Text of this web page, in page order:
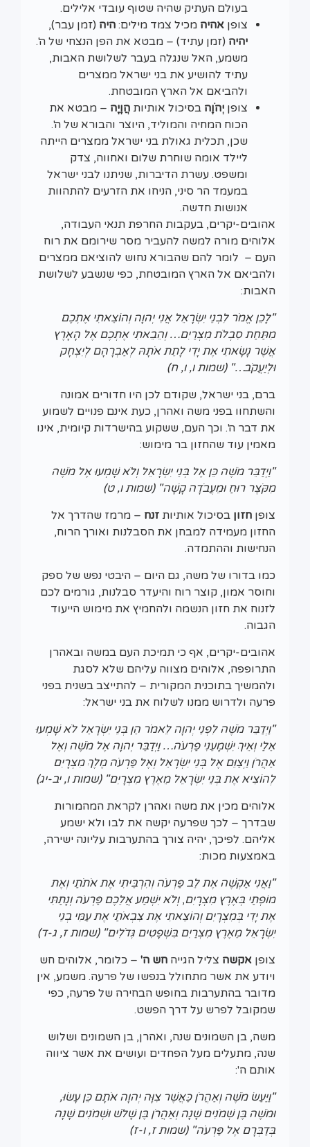
בעולם העתיק שהיה שטוף עובדי אלילים.
צופן אהיה מכיל צמד מילים: היה (זמן עבר),
יהיה (זמן עתיד) – מבטא את הפן הנצחי של ה'.
משמע, האל שנגלה בעבר לשלושת האבות,
עתיד להושיע את בני ישראל ממצרים
ולהביאם אל הארץ המובטחת.
צופן יְהֹוָה בסיכול אותיות הֲוָיָה – מבטא את
הכוח המחיה והמוליד, היוצר והבורא של ה'.
שכן, תכלית גאולת בני ישראל ממצרים הייתה
ליילד אומה שוחרת שלום ואחווה, צדק
ומשפט. עשרת הדיברות, שניתנו לבני ישראל
במעמד הר סיני, הניחו את הזרעים להתהוות
אנושות חדשה.
אהובים-יקרים, בעקבות החרפת תנאי העבודה,
אלוהים מורה למשה להעביר מסר שירומם את רוח
העם – לומר להם שהבורא נחוש להוציאם ממצרים
ולהביאם אל הארץ המובטחת, כפי שנשבע לשלושת
האבות:
"לָכֵן אֱמֹר לִבְנֵי יִשְׂרָאֵל אֲנִי יְהוָה וְהוֹצֵאתִי אֶתְכֶם
מִתַּחַת סִבְלֹת מִצְרַיִם… וְהֵבֵאתִי אֶתְכֶם אֶל הָאָרֶץ
אֲשֶׁר נָשָׂאתִי אֶת יָדִי לָתֵת אֹתָהּ לְאַבְרָהָם לְיִצְחָק
וּלְיַעֲקֹב…" (שמות ו, ו, ח)
ברם, בני ישראל, שקודם לכן היו חדורים אמונה
והשתחוו בפני משה ואהרן, כעת אינם פנויים לשמוע
את דבר ה'. וכך העם, ששקוע בהישרדות קיומית, אינו
מאמין עוד שהחזון בר מימוש:
"וַיְדַבֵּר מֹשֶׁה כֵּן אֶל בְּנֵי יִשְׂרָאֵל וְלֹא שָׁמְעוּ אֶל מֹשֶׁה
מִקֹּצֶר רוּחַ וּמֵעֲבֹדָה קָשָׁה" (שמות ו, ט)
צופן חזון בסיכול אותיות זנח – מרמז שהדרך אל
החזון מעמידה למבחן את הסבלנות ואורך הרוח,
הנחישות וההתמדה.
כמו בדורו של משה, גם היום – היבטי נפש של ספק
וחוסר אמון, קוצר רוח והיעדר סבלנות, גורמים לכם
לזנוח את חזון הנשמה ולהחמיץ את מימוש הייעוד
הגבוה.
אהובים-יקרים, אף כי תמיכת העם במשה ובאהרן
התרופפה, אלוהים מצווה עליהם שלא לסגת
ולהמשיך בתוכנית המקורית – להתייצב בשנית בפני
פרעה ולדרוש ממנו לשלוח את בני ישראל:
"וַיְדַבֵּר מֹשֶׁה לִפְנֵי יְהוָה לֵאמֹר הֵן בְּנֵי יִשְׂרָאֵל לֹא שָׁמְעוּ
אֵלַי וְאֵיךְ יִשְׁמָעֵנִי פַרְעֹה… וַיְדַבֵּר יְהוָה אֶל מֹשֶׁה וְאֶל
אַהֲרֹן וַיְצַוֵּם אֶל בְּנֵי יִשְׂרָאֵל וְאֶל פַּרְעֹה מֶלֶךְ מִצְרָיִם
לְהוֹצִיא אֶת בְּנֵי יִשְׂרָאֵל מֵאֶרֶץ מִצְרָיִם" (שמות ו, יב-יג)
אלוהים מכין את משה ואהרן לקראת המהמורות
שבדרך – לכך שפרעה יקשה את לבו ולא ישמע
אליהם. לפיכך, יהיה צורך בהתערבות עליונה ישירה,
באמצעות מכות:
"וַאֲנִי אַקְשֶׁה אֶת לֵב פַּרְעֹה וְהִרְבֵּיתִי אֶת אֹתֹתַי וְאֶת
מוֹפְתַי בְּאֶרֶץ מִצְרָיִם, וְלֹא יִשְׁמַע אֲלֵכֶם פַּרְעֹה וְנָתַתִּי
אֶת יָדִי בְּמִצְרָיִם וְהוֹצֵאתִי אֶת צִבְאֹתַי אֶת עַמִּי בְנֵי
יִשְׂרָאֵל מֵאֶרֶץ מִצְרַיִם בִּשְׁפָטִים גְּדֹלִים" (שמות ז, ג-ד)
צופן אקשה צליל הגייה חש ה' – כלומר, אלוהים חש
ויודע את אשר מתחולל בנפשו של פרעה. משמע, אין
מדובר בהתערבות בחופש הבחירה של פרעה, כפי
שמקובל לפרש על דרך הפשט.
משה, בן השמונים שנה, ואהרן, בן השמונים ושלוש
שנה, מתעלים מעל הפחדים ועושים את אשר ציווה
אותם ה':
"וַיַּעַשׂ מֹשֶׁה וְאַהֲרֹן כַּאֲשֶׁר צִוָּה יְהוָה אֹתָם כֵּן עָשׂוּ,
וּמֹשֶׁה בֶּן שְׁמֹנִים שָׁנָה וְאַהֲרֹן בֶּן שָׁלֹשׁ וּשְׁמֹנִים שָׁנָה
בְּדַבְּרָם אֶל פַּרְעֹה" (שמות ז, ו-ז)